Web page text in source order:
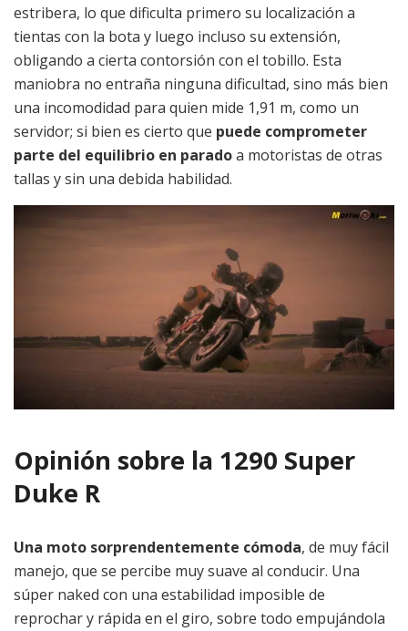
estribera, lo que dificulta primero su localización a
tientas con la bota y luego incluso su extensión,
obligando a cierta contorsión con el tobillo. Esta
maniobra no entraña ninguna dificultad, sino más bien
una incomodidad para quien mide 1,91 m, como un
servidor; si bien es cierto que puede comprometer
parte del equilibrio en paradoa motoristas de otras
tallas y sin una debida habilidad.
Opinión sobre la 1290 Super
Duke R
Una moto sorprendentemente cómoda, de muy fácil
manejo, que se percibe muy suave al conducir. Una
súper naked con una estabilidad imposible de
reprochar y rápida en el giro, sobre todo empujándola